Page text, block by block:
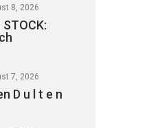
8, 2026
7, 2026
D u l t e n